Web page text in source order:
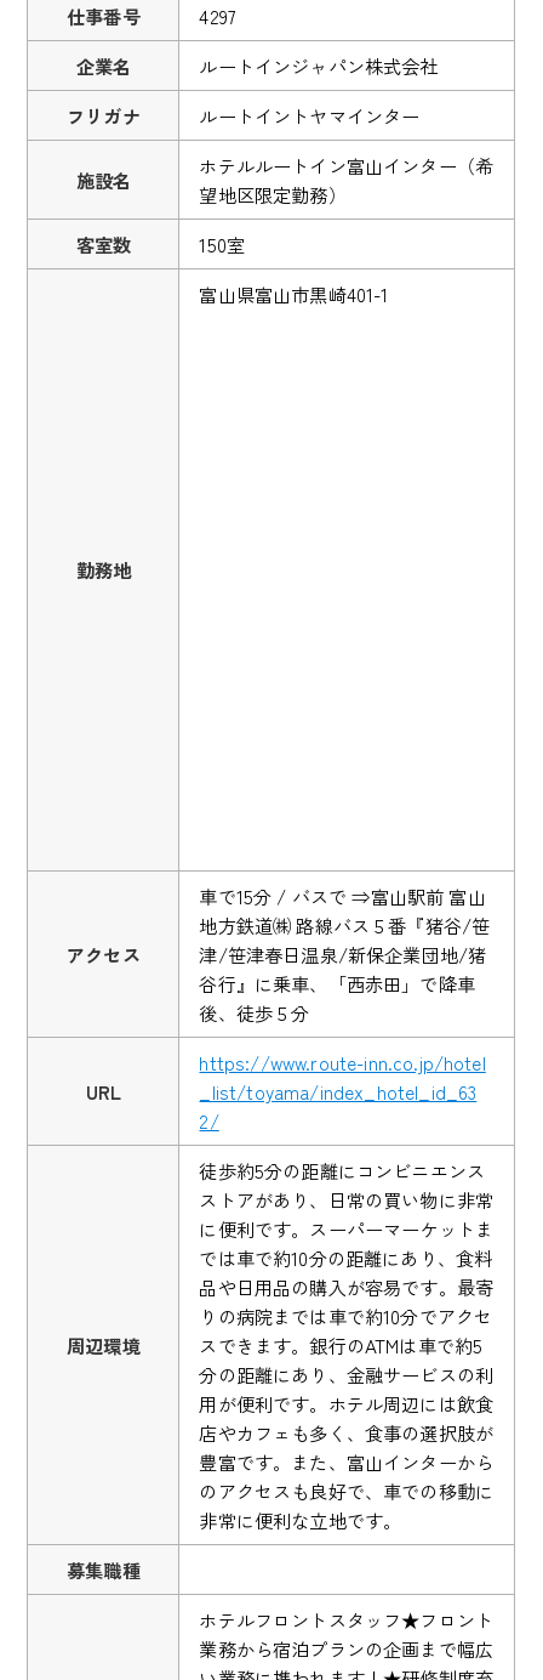
仕事番号
4297
企業名
ルートインジャパン株式会社
フリガナ
ルートイントヤマインター
施設名
ホテルルートイン富山インター（希
望地区限定勤務）
客室数
150室
勤務地
富山県富山市黒崎401-1
アクセス
車で15分 / バスで ⇒富山駅前 富山
地方鉄道㈱ 路線バス５番『猪谷/笹
津/笹津春日温泉/新保企業団地/猪
谷行』に乗車、「西赤田」で降車
後、徒歩５分
URL
https://www.route-inn.co.jp/hotel
_list/toyama/index_hotel_id_63
2/
周辺環境
徒歩約5分の距離にコンビニエンス
ストアがあり、日常の買い物に非常
に便利です。スーパーマーケットま
では車で約10分の距離にあり、食料
品や日用品の購入が容易です。最寄
りの病院までは車で約10分でアクセ
スできます。銀行のATMは車で約5
分の距離にあり、金融サービスの利
用が便利です。ホテル周辺には飲食
店やカフェも多く、食事の選択肢が
豊富です。また、富山インターから
のアクセスも良好で、車での移動に
非常に便利な立地です。
募集職種
ホテルフロントスタッフ★フロント
業務から宿泊プランの企画まで幅広